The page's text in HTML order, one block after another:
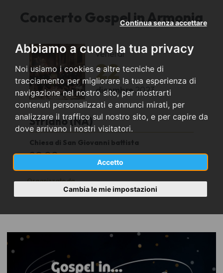
Abbiamo a cuore la tua privacy
Noi usiamo i cookies e altre tecniche di
tracciamento per migliorare la tua esperienza di
navigazione nel nostro sito, per mostrarti
contenuti personalizzati e annunci mirati, per
analizzare il traffico sul nostro sito, e per capire da
dove arrivano i nostri visitatori.
Accetto
Continua senza accettare
Cambia le mie impostazioni
Concerto Gospel in Armonia
venerdì
22
dicembre 2023
Striano (NA)
Chiesa di San Giovanni battista
20,00
Organizzato da
Comune di Striano